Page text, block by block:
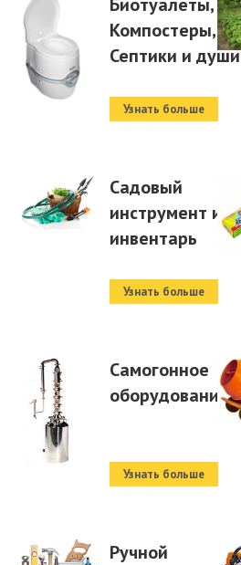
Компостеры,
Септики и души
Узнать больше
Садовый
инструмент и
инвентарь
Узнать больше
Самогонное
оборудование
Узнать больше
Ручной